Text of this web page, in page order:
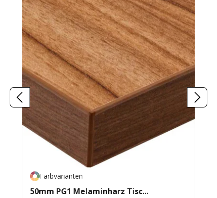
Farbvarianten
50mm PG1 Melaminharz Tisc...